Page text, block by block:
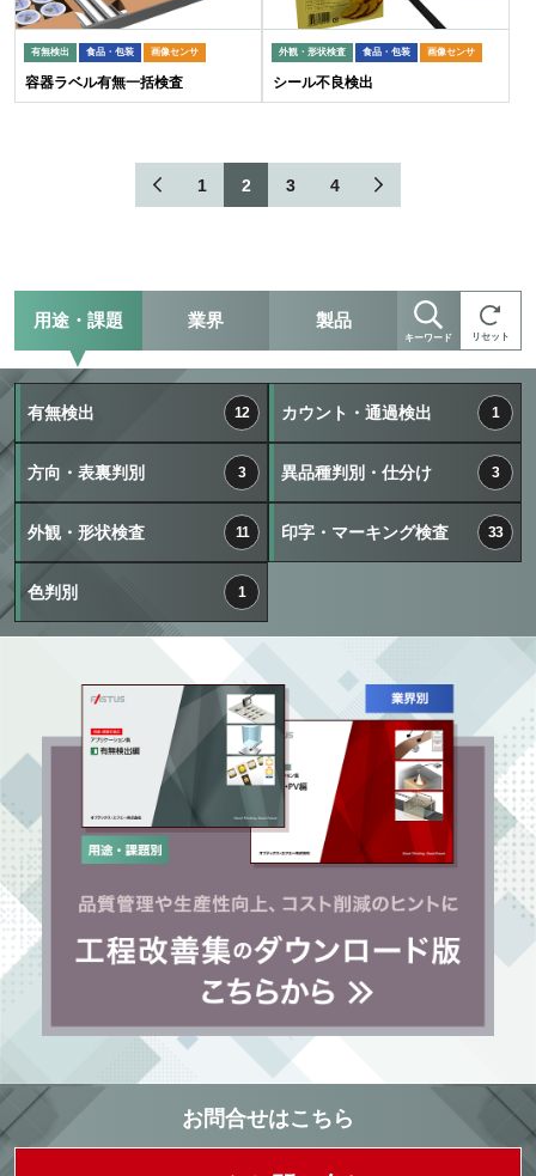
有無検出 食品・包装 画像センサ
容器ラベル有無一括検査
外観・形状検査 食品・包装 画像センサ
シール不良検出
1 2 3 4
用途・課題 業界 製品
キーワード リセット
有無検出 12 カウント・通過検出 1
方向・表裏判別 3 異品種判別・仕分け 3
外観・形状検査 11 印字・マーキング検査 33
色判別 1
お問合せはこちら